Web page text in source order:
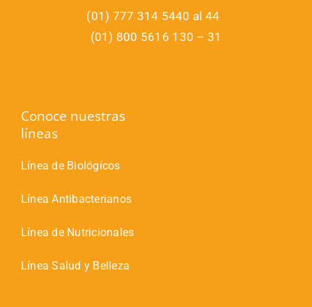
(01) 777 314 5440 al 44
(01) 800 5616 130 – 31
Conoce nuestras
líneas
Línea de Biológícos
Línea Antibacterianos
Línea de Nutricionales
Línea Salud y Belleza